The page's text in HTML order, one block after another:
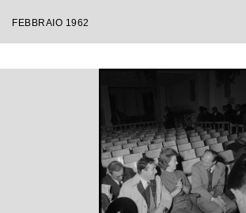
FEBBRAIO 1962